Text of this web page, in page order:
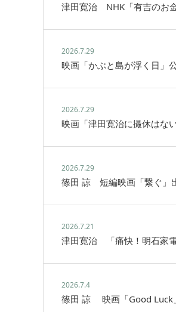
津田寛治 NHK「有吉のお
2026.7.29
映画「かぶと島が浮く日」
2026.7.29
映画「津田寛治に撮休はな
2026.7.29
篠田 諒 短編映画「繋ぐ」
2026.7.21
津田寛治 「痛快！明石家
2026.7.4
篠田 諒 映画「Good Luck